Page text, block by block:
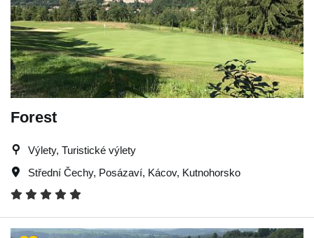
Forest
Výlety, Turistické výlety
Střední Čechy, Posázaví, Kácov, Kutnohorsko